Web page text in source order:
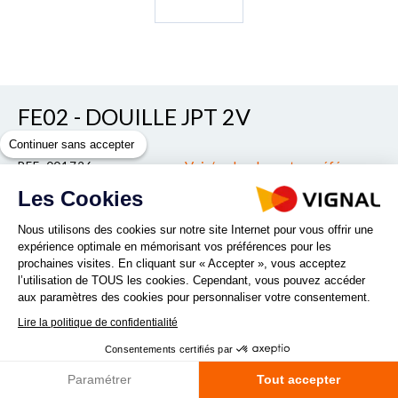
FE02 - DOUILLE JPT 2V
REF. 001726 Voir/cacher les autres références
Quantité :
DEMANDE DE PRODUITS
Continuer sans accepter
Les Cookies
Nous utilisons des cookies sur notre site Internet pour vous offrir une
expérience optimale en mémorisant vos préférences pour les
prochaines visites. En cliquant sur « Accepter », vous acceptez
l’utilisation de TOUS les cookies. Cependant, vous pouvez accéder
aux paramètres des cookies pour personnaliser votre consentement.
Lire la politique de confidentialité
Consentements certifiés par
Paramétrer Tout accepter